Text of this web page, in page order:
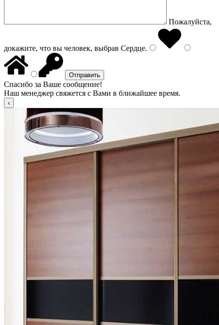
Пожалуйста,
докажите, что вы человек, выбрав Сердце.
Спасибо за Ваше сообщение!
Наш менеджер свяжется с Вами в ближайшее время.